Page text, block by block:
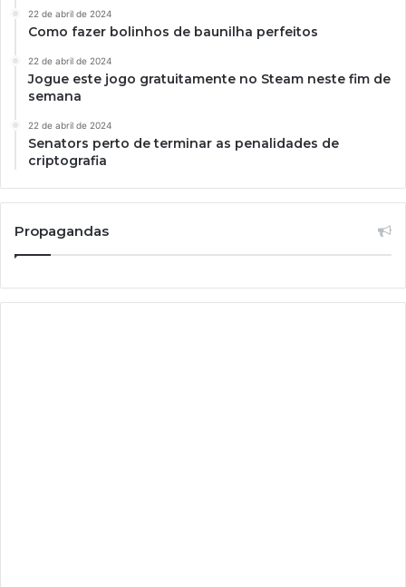
22 de abril de 2024
Como fazer bolinhos de baunilha perfeitos
22 de abril de 2024
Jogue este jogo gratuitamente no Steam neste fim de
semana
22 de abril de 2024
Senators perto de terminar as penalidades de
criptografia
Propagandas